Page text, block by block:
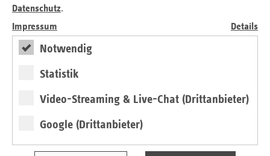
Datenschutz.
Impressum
Details
Notwendig
Statistik
Video-Streaming & Live-Chat (Drittanbieter)
Google (Drittanbieter)
Einwurf
Gesundheitswesen und in der Pflege weiter
hoch
von Ulrike Elsner